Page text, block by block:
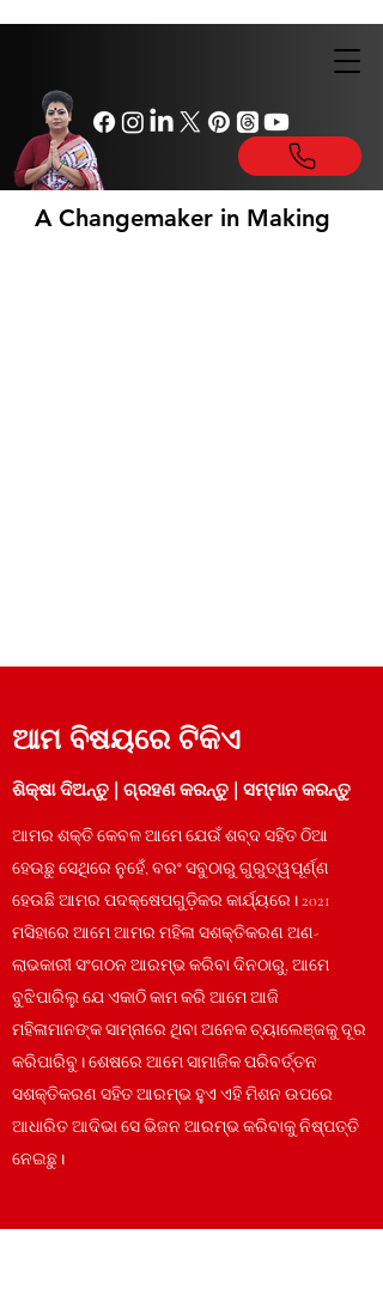
A Changemaker in Making
ଆମ ବିଷୟରେ ଟିକିଏ
ଶିକ୍ଷା ଦିଅନ୍ତୁ | ଗ୍ରହଣ କରନ୍ତୁ | ସମ୍ମାନ କରନ୍ତୁ
ଆମର ଶକ୍ତି କେବଳ ଆମେ ଯେଉଁ ଶବ୍ଦ ସହିତ ଠିଆ
ହେଉଛୁ ସେଥିରେ ନୁହେଁ, ବରଂ ସବୁଠାରୁ ଗୁରୁତ୍ୱପୂର୍ଣ୍ଣ
ହେଉଛି ଆମର ପଦକ୍ଷେପଗୁଡ଼ିକର କାର୍ଯ୍ୟରେ। 2021
ମସିହାରେ ଆମେ ଆମର ମହିଳା ସଶକ୍ତିକରଣ ଅଣ-
ଲାଭକାରୀ ସଂଗଠନ ଆରମ୍ଭ କରିବା ଦିନଠାରୁ, ଆମେ
ବୁଝିପାରିଲୁ ଯେ ଏକାଠି କାମ କରି ଆମେ ଆଜି
ମହିଳାମାନଙ୍କ ସାମ୍ନାରେ ଥିବା ଅନେକ ଚ୍ୟାଲେଞ୍ଜକୁ ଦୂର
କରିପାରିବୁ। ଶେଷରେ ଆମେ ସାମାଜିକ ପରିବର୍ତ୍ତନ
ସଶକ୍ତିକରଣ ସହିତ ଆରମ୍ଭ ହୁଏ ଏହି ମିଶନ ଉପରେ
ଆଧାରିତ ଆଦିଭା ସେ ଭିଜନ ଆରମ୍ଭ କରିବାକୁ ନିଷ୍ପତ୍ତି
ନେଇଛୁ।